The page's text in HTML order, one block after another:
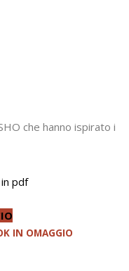
che hanno ispirato i
pdf
IN OMAGGIO